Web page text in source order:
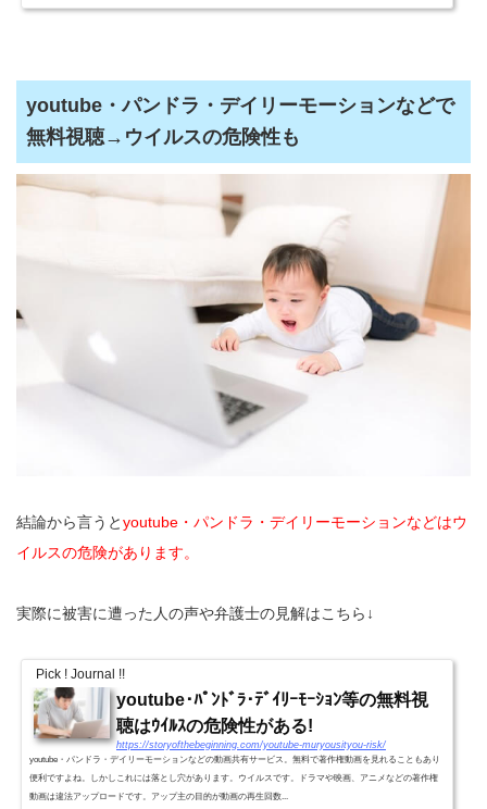
ホ、タブレット、パソコン）と...
youtube・パンドラ・デイリーモーションなどで
無料視聴→ウイルスの危険性も
結論から言うとyoutube・パンドラ・デイリーモーションなどはウ
イルスの危険があります。
実際に被害に遭った人の声や弁護士の見解はこちら↓
Pick ! Journal !!
youtube･ﾊﾟﾝﾄﾞﾗ･ﾃﾞｲﾘｰﾓｰｼｮﾝ等の無料視
聴はｳｲﾙｽの危険性がある!
https://storyofthebeginning.com/youtube-muryousityou-risk/
youtube・パンドラ・デイリーモーションなどの動画共有サービス。無料で著作権動画を見れることもあり
便利ですよね。しかしこれには落とし穴があります。ウイルスです。ドラマや映画、アニメなどの著作権
動画は違法アップロードです。アップ主の目的が動画の再生回数...